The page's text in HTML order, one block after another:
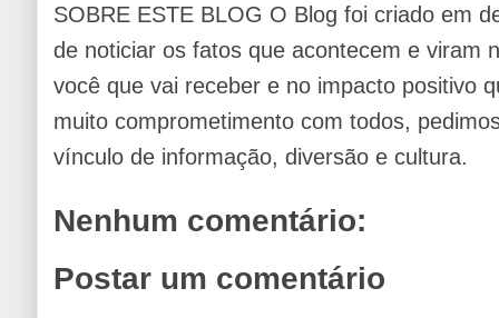
SOBRE ESTE BLOG O Blog foi criado em
de noticiar os fatos que acontecem e viram
você que vai receber e no impacto positivo
muito comprometimento com todos,
vínculo de informação, diversão e cultura.
Nenhum comentário:
Postar um comentário